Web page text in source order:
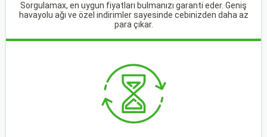
Sorgulamax, en uygun fiyatları bulmanızı garanti eder. Geniş
havayolu ağı ve özel indirimler sayesinde cebinizden daha az
para çıkar.